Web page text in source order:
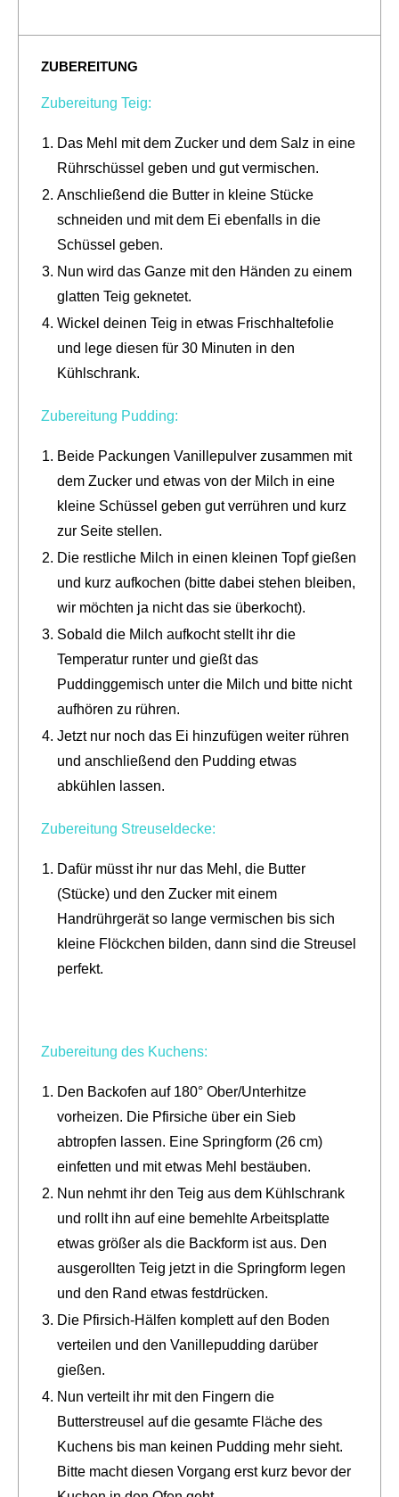
ZUBEREITUNG
Zubereitung Teig:
Das Mehl mit dem Zucker und dem Salz in eine
Rührschüssel geben und gut vermischen.
Anschließend die Butter in kleine Stücke
schneiden und mit dem Ei ebenfalls in die
Schüssel geben.
Nun wird das Ganze mit den Händen zu einem
glatten Teig geknetet.
Wickel deinen Teig in etwas Frischhaltefolie
und lege diesen für 30 Minuten in den
Kühlschrank.
Zubereitung Pudding:
Beide Packungen Vanillepulver zusammen mit
dem Zucker und etwas von der Milch in eine
kleine Schüssel geben gut verrühren und kurz
zur Seite stellen.
Die restliche Milch in einen kleinen Topf gießen
und kurz aufkochen (bitte dabei stehen bleiben,
wir möchten ja nicht das sie überkocht).
Sobald die Milch aufkocht stellt ihr die
Temperatur runter und gießt das
Puddinggemisch unter die Milch und bitte nicht
aufhören zu rühren.
Jetzt nur noch das Ei hinzufügen weiter rühren
und anschließend den Pudding etwas
abkühlen lassen.
Zubereitung Streuseldecke:
Dafür müsst ihr nur das Mehl, die Butter
(Stücke) und den Zucker mit einem
Handrührgerät so lange vermischen bis sich
kleine Flöckchen bilden, dann sind die Streusel
perfekt.
Zubereitung des Kuchens:
Den Backofen auf 180° Ober/Unterhitze
vorheizen. Die Pfirsiche über ein Sieb
abtropfen lassen. Eine Springform (26 cm)
einfetten und mit etwas Mehl bestäuben.
Nun nehmt ihr den Teig aus dem Kühlschrank
und rollt ihn auf eine bemehlte Arbeitsplatte
etwas größer als die Backform ist aus. Den
ausgerollten Teig jetzt in die Springform legen
und den Rand etwas festdrücken.
Die Pfirsich-Hälfen komplett auf den Boden
verteilen und den Vanillepudding darüber
gießen.
Nun verteilt ihr mit den Fingern die
Butterstreusel auf die gesamte Fläche des
Kuchens bis man keinen Pudding mehr sieht.
Bitte macht diesen Vorgang erst kurz bevor der